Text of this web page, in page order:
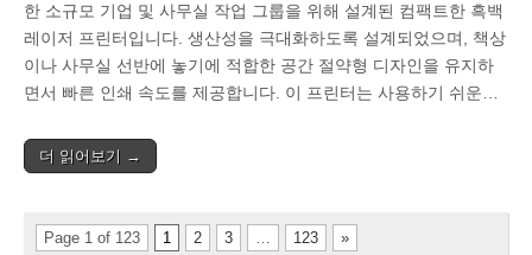
한 소규모 기업 및 사무실 작업 그룹을 위해 설계된 컴팩트한 흑백
레이저 프린터입니다. 생산성을 극대화하도록 설계되었으며, 책상
이나 사무실 선반에 놓기에 적합한 공간 절약형 디자인을 유지하
면서 빠른 인쇄 속도를 제공합니다. 이 프린터는 사용하기 쉬운…
더 읽어보기 →
Page 1 of 123 1 2 3 … 123 »